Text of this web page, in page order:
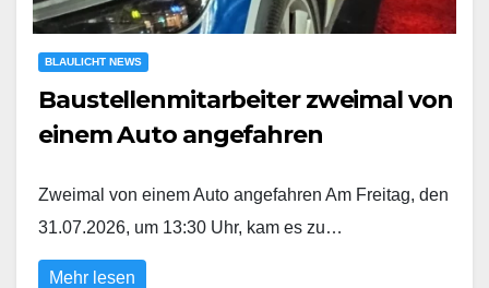
BLAULICHT NEWS
Baustellenmitarbeiter zweimal von
einem Auto angefahren
Zweimal von einem Auto angefahren Am Freitag, den
31.07.2026, um 13:30 Uhr, kam es zu…
Mehr lesen